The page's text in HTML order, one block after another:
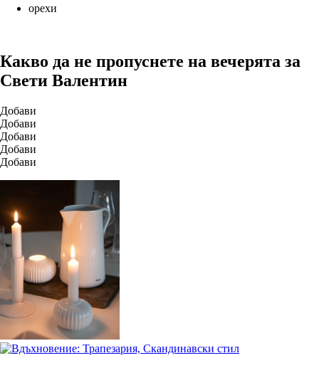
орехи
Какво да не пропуснете на вечерята за
Свети Валентин
Добави
Добави
Добави
Добави
Добави